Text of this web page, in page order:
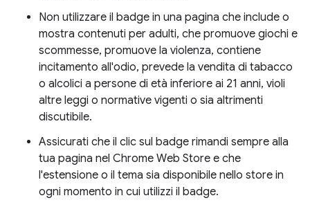
Non utilizzare il badge in una pagina che include o
mostra contenuti per adulti, che promuove giochi e
scommesse, promuove la violenza, contiene
incitamento all'odio, prevede la vendita di tabacco
o alcolici a persone di età inferiore ai 21 anni, violi
altre leggi o normative vigenti o sia altrimenti
discutibile.
Assicurati che il clic sul badge rimandi sempre alla
tua pagina nel Chrome Web Store e che
l'estensione o il tema sia disponibile nello store in
ogni momento in cui utilizzi il badge.